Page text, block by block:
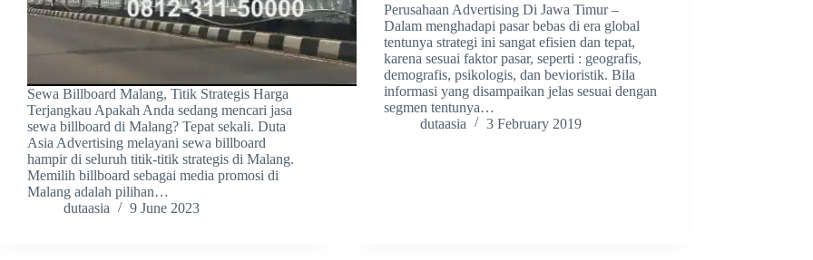
Sewa Billboard Malang, Titik Strategis Harga
Terjangkau Apakah Anda sedang mencari jasa
sewa billboard di Malang? Tepat sekali. Duta
Asia Advertising melayani sewa billboard
hampir di seluruh titik-titik strategis di Malang.
Memilih billboard sebagai media promosi di
Malang adalah pilihan…
dutaasia
9 June 2023
Perusahaan Advertising Di Jawa Timur –
Dalam menghadapi pasar bebas di era global
tentunya strategi ini sangat efisien dan tepat,
karena sesuai faktor pasar, seperti : geografis,
demografis, psikologis, dan bevioristik. Bila
informasi yang disampaikan jelas sesuai dengan
segmen tentunya…
dutaasia
3 February 2019